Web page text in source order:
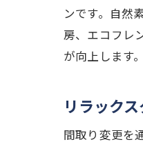
ンです。自然
房、エコフレ
が向上します
リラック
間取り変更を